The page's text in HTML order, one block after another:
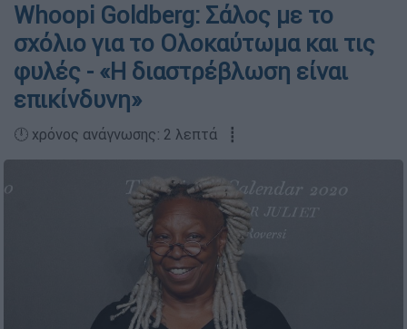
Whoopi Goldberg: Σάλος με το
σχόλιο για το Ολοκαύτωμα και τις
φυλές - «Η διαστρέβλωση είναι
επικίνδυνη»
🕛 χρόνος ανάγνωσης: 2 λεπτά ┋